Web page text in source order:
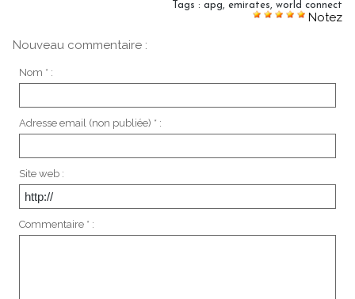
Tags : apg, emirates, world connect
Notez
Nouveau commentaire :
Nom * :
Adresse email (non publiée) * :
Site web :
Commentaire * :